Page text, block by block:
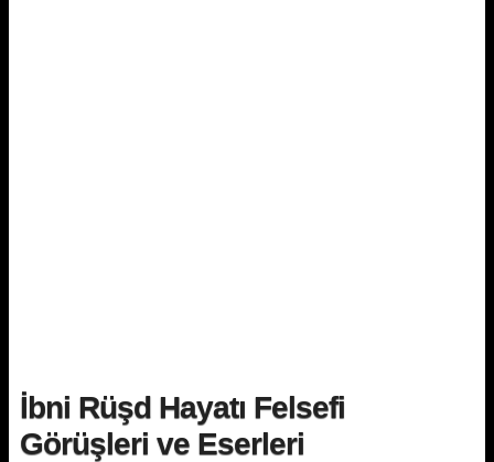
İbni Rüşd Hayatı Felsefi
Görüşleri ve Eserleri